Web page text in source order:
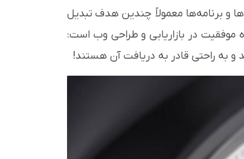
برنامه‌ها معمولاً چندین هدف تبدیل
موفقیت در بازاریابی و طراحی وب است:
و به راحتی قادر به دریافت آن هستند!